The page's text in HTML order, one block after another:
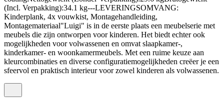
(Incl. Verpakking):34.1 kg---LEVERINGSOMVANG:
Kinderplank, 4x vouwkist, Montagehandleiding,
Montagemateriaal"Luigi" is in de eerste plaats een meubelserie met
meubels die zijn ontworpen voor kinderen. Het biedt echter ook
mogelijkheden voor volwassenen en omvat slaapkamer-,
kinderkamer- en woonkamermeubels. Met een ruime keuze aan
kleurcombinaties en diverse configuratiemogelijkheden creëer je een
sfeervol en praktisch interieur voor zowel kinderen als volwassenen.